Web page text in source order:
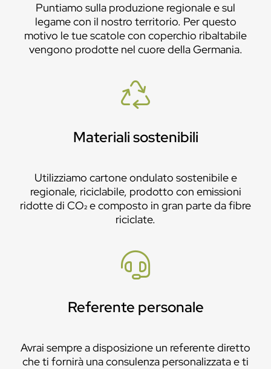
Puntiamo sulla produzione regionale e sul
legame con il nostro territorio. Per questo
motivo le tue scatole con coperchio ribaltabile
vengono prodotte nel cuore della Germania.
Materiali sostenibili
Utilizziamo cartone ondulato sostenibile e
regionale, riciclabile, prodotto con emissioni
ridotte di CO₂ e composto in gran parte da fibre
riciclate.
Referente personale
Avrai sempre a disposizione un referente diretto
che ti fornirà una consulenza personalizzata e ti